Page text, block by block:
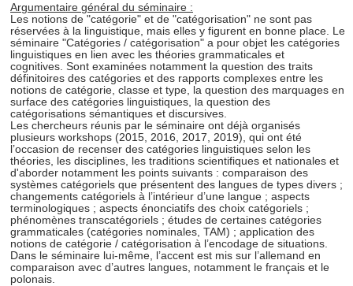
Argumentaire général du séminaire :
Les notions de "catégorie" et de "catégorisation" ne sont pas
réservées à la linguistique, mais elles y figurent en bonne place. Le
séminaire "Catégories / catégorisation" a pour objet les catégories
linguistiques en lien avec les théories grammaticales et
cognitives. Sont examinées notamment la question des traits
définitoires des catégories et des rapports complexes entre les
notions de catégorie, classe et type, la question des marquages en
surface des catégories linguistiques, la question des
catégorisations sémantiques et discursives.
Les chercheurs réunis par le séminaire ont déjà organisés
plusieurs workshops (2015, 2016, 2017, 2019), qui ont été
l’occasion de recenser des catégories linguistiques selon les
théories, les disciplines, les traditions scientifiques et nationales et
d'aborder notamment les points suivants : comparaison des
systèmes catégoriels que présentent des langues de types divers ;
changements catégoriels à l’intérieur d’une langue ; aspects
terminologiques ; aspects énonciatifs des choix catégoriels ;
phénomènes transcatégoriels ; études de certaines catégories
grammaticales (catégories nominales, TAM) ; application des
notions de catégorie / catégorisation à l’encodage de situations.
Dans le séminaire lui-même, l’accent est mis sur l’allemand en
comparaison avec d’autres langues, notamment le français et le
polonais.